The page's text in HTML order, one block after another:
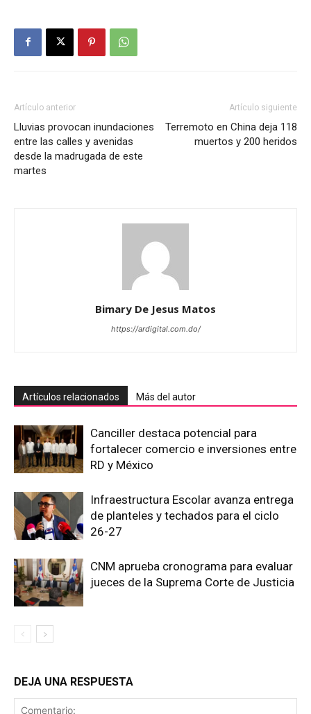
Artículo anterior
Lluvias provocan inundaciones
entre las calles y avenidas
desde la madrugada de este
martes
Artículo siguiente
Terremoto en China deja 118
muertos y 200 heridos
Bimary De Jesus Matos
https://ardigital.com.do/
Artículos relacionados Más del autor
Canciller destaca potencial para
fortalecer comercio e inversiones entre
RD y México
Infraestructura Escolar avanza entrega
de planteles y techados para el ciclo
26-27
CNM aprueba cronograma para evaluar
jueces de la Suprema Corte de Justicia
DEJA UNA RESPUESTA